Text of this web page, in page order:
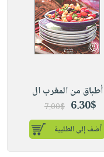
أطباق من المغرب ال
6.30$
7.00$
أضف إلى الطلبية